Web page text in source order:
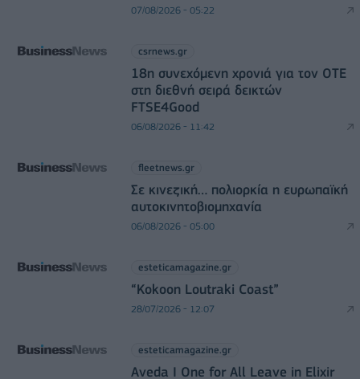
07/08/2026 - 05:22
csrnews.gr
18η συνεχόμενη χρονιά για τον ΟΤΕ
στη διεθνή σειρά δεικτών
FTSE4Good
06/08/2026 - 11:42
fleetnews.gr
Σε κινεζική… πολιορκία η ευρωπαϊκή
αυτοκινητοβιομηχανία
06/08/2026 - 05:00
esteticamagazine.gr
“Kokoon Loutraki Coast”
28/07/2026 - 12:07
esteticamagazine.gr
Aveda I One for All Leave in Elixir